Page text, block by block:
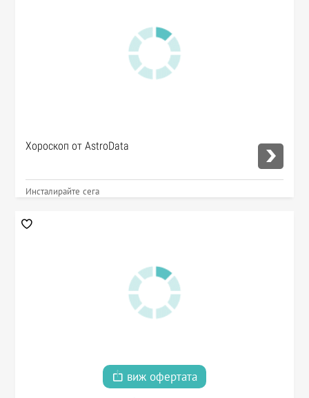
Хороскоп от AstroData
Инсталирайте сега
виж офертата